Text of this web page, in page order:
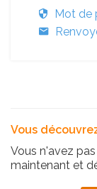
Mot de
Vous
Vous n'avez
maintenant et